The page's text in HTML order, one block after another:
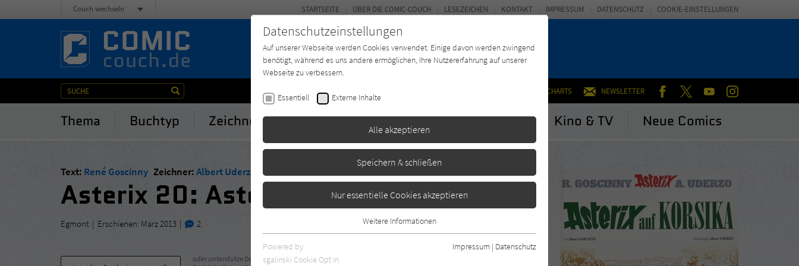
CHARTS NEWSLETTER FACEBOOKTWITTERYOUTUBEINSTAGRAM
Thema Buchtyp Zeichner*in Texter*in Verlage Magazin Kino & TV Neue Comics
STARTSEITE ÜBER DIE COMIC-COUCH LESEZEICHEN KONTAKT IMPRESSUM DATENSCHUTZ COOKIE-EINSTELLUNGEN
Couch wechseln
Text: René Goscinny Zeichner:Albert Uderzo
Asterix 20: Asterix auf Korsika
Egmont Erschienen: März 2013 2
oder unterstütze Deinen
Datenschutzeinstellungen
Auf unserer Webseite werden Cookies verwendet. Einige davon werden zwingend
benötigt, während es uns andere ermöglichen, Ihre Nutzererfahrung auf unserer
Webseite zu verbessern.
Essentiell Externe Inhalte
Alle akzeptieren
Speichern & schließen
Nur essentielle Cookies akzeptieren
Essentielle Cookies werden für grundlegende Funktionen der Webseite
benötigt. Dadurch ist gewährleistet, dass die Webseite einwandfrei
Weitere Informationen
Powered by
sgalinski Cookie Opt In
Impressum | Datenschutz